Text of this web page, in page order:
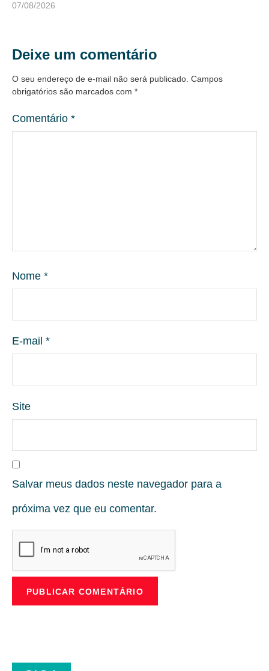
07/08/2026
Deixe um comentário
O seu endereço de e-mail não será publicado. Campos
obrigatórios são marcados com *
Comentário *
Nome *
E-mail *
Site
Salvar meus dados neste navegador para a
próxima vez que eu comentar.